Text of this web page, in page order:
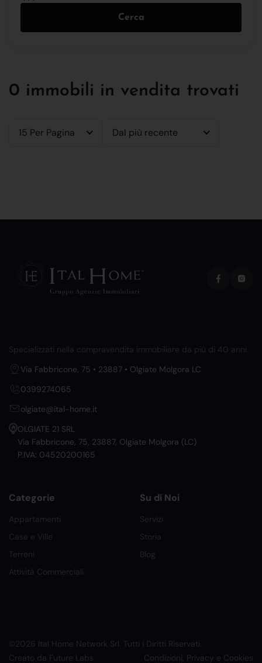
Cerca
0 immobili in vendita trovati
15 Per Pagina Dal più recente
Specializzati nella compravendita immobiliare da più di 40 anni.
Via Fabbricone, 75 • 23887 • Olgiate Molgora LC
0399274065
olgiate@ital-home.it
OLGIATE 21 SRL
Via Fabbricone, 75, 23887, Olgiate Molgora (LC)
P.IVA: 04520200165
Categorie
Appartamenti
Case e Ville
Terreni
Attività Commerciali
Su di Noi
Servizi
Storia
Blog
©2026 Ital Home Network Srl. Tutti i Diritti Riservati.
Creato da Future Labs
Condizioni, Privacy e Cookies